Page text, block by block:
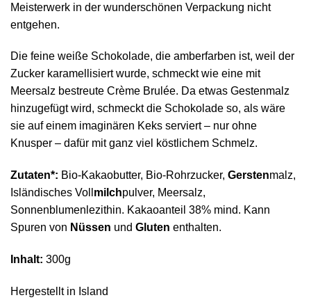
Meisterwerk in der wunderschönen Verpackung nicht
entgehen.
Die feine weiße Schokolade, die amberfarben ist, weil der
Zucker karamellisiert wurde, schmeckt wie eine mit
Meersalz bestreute Crème Brulée. Da etwas Gestenmalz
hinzugefügt wird, schmeckt die Schokolade so, als wäre
sie auf einem imaginären Keks serviert – nur ohne
Knusper – dafür mit ganz viel köstlichem Schmelz.
Zutaten*: Bio-Kakaobutter, Bio-Rohrzucker, Gerstenmalz,
Isländisches Voll milchpulver, Meersalz,
Sonnenblumenlezithin. Kakaoanteil 38% mind. Kann
Spuren von Nüssen und Gluten enthalten.
Inhalt: 300g
Hergestellt in Island